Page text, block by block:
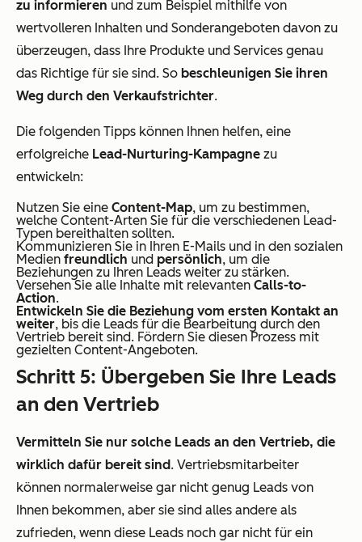
zu informieren und zum Beispiel mithilfe von
wertvolleren Inhalten und Sonderangeboten davon zu
überzeugen, dass Ihre Produkte und Services genau
das Richtige für sie sind. So beschleunigen Sie ihren
Weg durch den Verkaufstrichter.
Die folgenden Tipps können Ihnen helfen, eine
erfolgreiche Lead-Nurturing-Kampagne zu
entwickeln:
Nutzen Sie eine Content-Map, um zu bestimmen,
welche Content-Arten Sie für die verschiedenen Lead-
Typen bereithalten sollten.
Kommunizieren Sie in Ihren E-Mails und in den sozialen
Medien freundlich und persönlich, um die
Beziehungen zu Ihren Leads weiter zu stärken.
Versehen Sie alle Inhalte mit relevanten Calls-to-
Action.
Entwickeln Sie die Beziehung vom ersten Kontakt an
weiter, bis die Leads für die Bearbeitung durch den
Vertrieb bereit sind. Fördern Sie diesen Prozess mit
gezielten Content-Angeboten.
Schritt 5: Übergeben Sie Ihre Leads
an den Vertrieb
Vermitteln Sie nur solche Leads an den Vertrieb, die
wirklich dafür bereit sind. Vertriebsmitarbeiter
können normalerweise gar nicht genug Leads von
Ihnen bekommen, aber sie sind alles andere als
zufrieden, wenn diese Leads noch gar nicht für ein